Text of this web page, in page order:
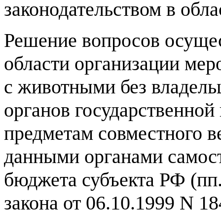
законодательством в
Решение вопросов
области организации
с животными без
органов
предметам совместного
данными органами
бюджета субъекта РФ
закона от 06.10.1999 N